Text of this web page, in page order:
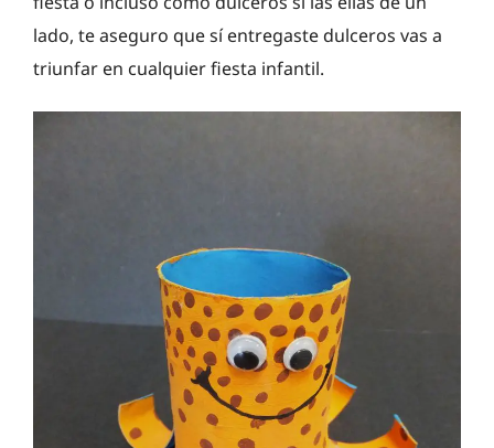
lado, te aseguro que sí entregaste dulceros vas a
triunfar en cualquier fiesta infantil.